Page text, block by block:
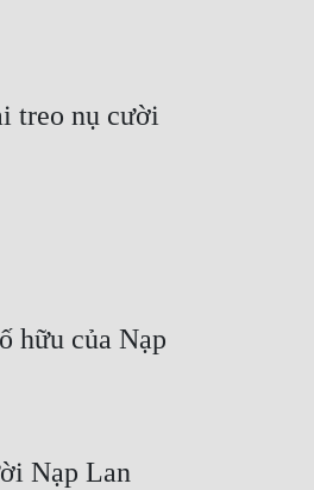
treo nụ cười
hữu của Nạp
Nạp Lan